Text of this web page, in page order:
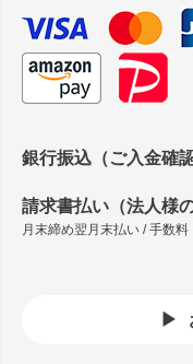
銀行振込（ご入金確
請求書払い（法人様の
月末締め翌月末払い / 手数料